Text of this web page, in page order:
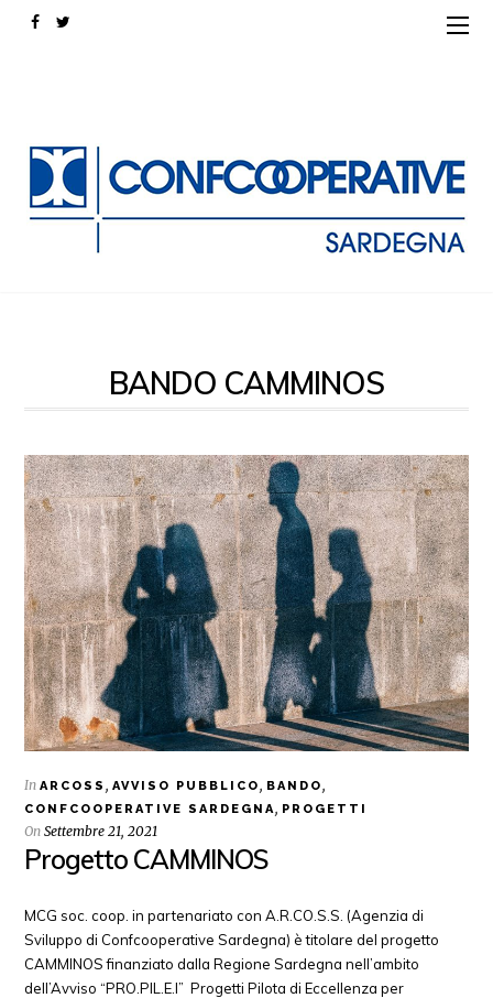
BANDO CAMMINOS
InARCOSS,AVVISO PUBBLICO, BANDO,
CONFCOOPERATIVE SARDEGNA, PROGETTI
OnSettembre 21, 2021
Progetto CAMMINOS
MCG soc. coop. in partenariato con A.R.CO.S.S. (Agenzia di
Sviluppo di Confcooperative Sardegna) è titolare del progetto
CAMMINOS finanziato dalla Regione Sardegna nell’ambito
dell’Avviso “PRO.PIL.E.I” Progetti Pilota di Eccellenza per